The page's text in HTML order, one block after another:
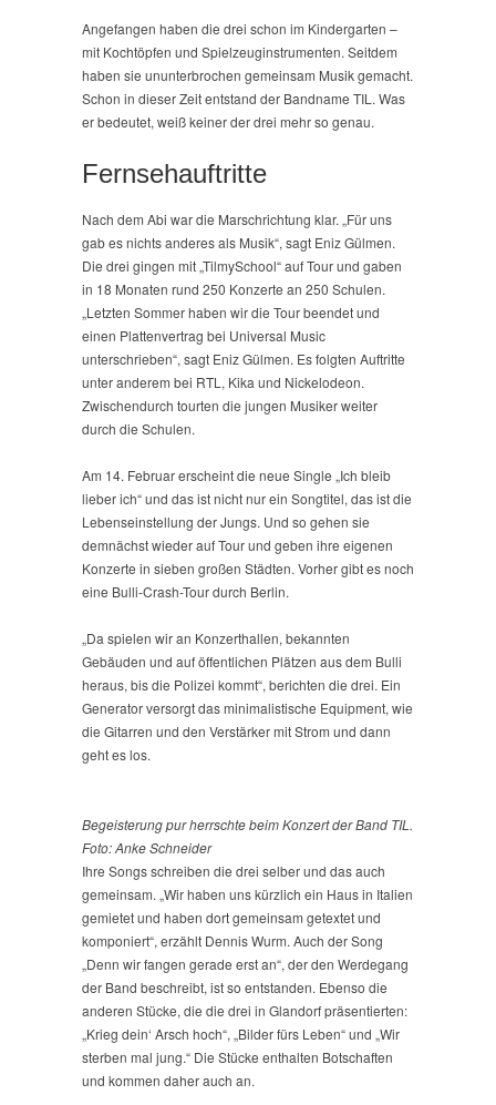
Angefangen haben die drei schon im Kindergarten –
mit Kochtöpfen und Spielzeuginstrumenten. Seitdem
haben sie ununterbrochen gemeinsam Musik gemacht.
Schon in dieser Zeit entstand der Bandname TIL. Was
er bedeutet, weiß keiner der drei mehr so genau.
Fernsehauftritte
Nach dem Abi war die Marschrichtung klar. „Für uns
gab es nichts anderes als Musik“, sagt Eniz Gülmen.
Die drei gingen mit „TilmySchool“ auf Tour und gaben
in 18 Monaten rund 250 Konzerte an 250 Schulen.
„Letzten Sommer haben wir die Tour beendet und
einen Plattenvertrag bei Universal Music
unterschrieben“, sagt Eniz Gülmen. Es folgten Auftritte
unter anderem bei RTL, Kika und Nickelodeon.
Zwischendurch tourten die jungen Musiker weiter
durch die Schulen.
Am 14. Februar erscheint die neue Single „Ich bleib
lieber ich“ und das ist nicht nur ein Songtitel, das ist die
Lebenseinstellung der Jungs. Und so gehen sie
demnächst wieder auf Tour und geben ihre eigenen
Konzerte in sieben großen Städten. Vorher gibt es noch
eine Bulli-Crash-Tour durch Berlin.
„Da spielen wir an Konzerthallen, bekannten
Gebäuden und auf öffentlichen Plätzen aus dem Bulli
heraus, bis die Polizei kommt“, berichten die drei. Ein
Generator versorgt das minimalistische Equipment, wie
die Gitarren und den Verstärker mit Strom und dann
geht es los.
Begeisterung pur herrschte beim Konzert der Band TIL.
Foto: Anke Schneider
Ihre Songs schreiben die drei selber und das auch
gemeinsam. „Wir haben uns kürzlich ein Haus in Italien
gemietet und haben dort gemeinsam getextet und
komponiert“, erzählt Dennis Wurm. Auch der Song
„Denn wir fangen gerade erst an“, der den Werdegang
der Band beschreibt, ist so entstanden. Ebenso die
anderen Stücke, die die drei in Glandorf präsentierten:
„Krieg dein‘ Arsch hoch“, „Bilder fürs Leben“ und „Wir
sterben mal jung.“ Die Stücke enthalten Botschaften
und kommen daher auch an.